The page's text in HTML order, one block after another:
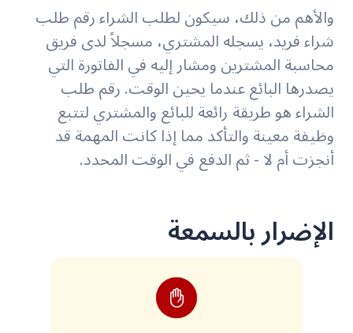
والأهم من ذلك، سيكون لطلب الشراء رقم طلب
شراء فريد، يسجله المشتري، مسجلاً لدى فريق
محاسبة المشترين ومشار إليه في الفاتورة التي
يصدرها البائع عندما يحين الوقت. رقم طلب
الشراء هو طريقة رائعة للبائع والمشتري لتتبع
وظيفة معينة والتأكد مما إذا كانت المهمة قد
أنجزت أم لا - ثم الدفع في الوقت المحدد.
الإضرار بالسمعة